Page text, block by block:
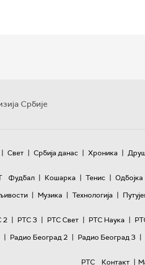
Србије
| Свет | Србија данас | Хроника |
Фудбал | Кошарка | Тенис | Одбојка
| Музика | Технологијa |
2 | РТС 3 | РТС Свет | РТС Наука |
| Радио Београд 2 | Радио Београд 3 |
РТС
Контакт |